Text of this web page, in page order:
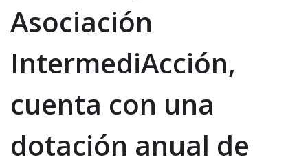
Asociación
IntermediAcción,
cuenta con una
dotación anual de